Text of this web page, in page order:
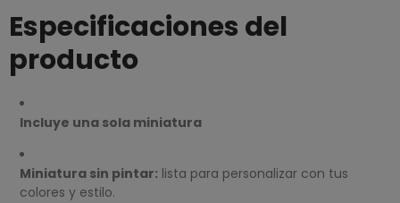
Especificaciones del
producto
Incluye una sola miniatura
Miniatura sin pintar: lista para personalizar con tus
colores y estilo.